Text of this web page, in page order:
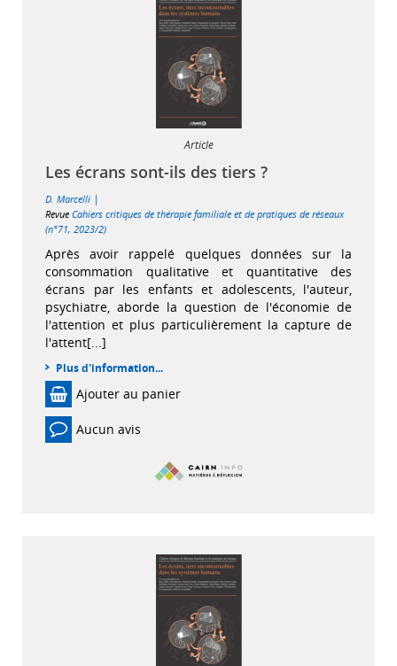
Article
Les écrans sont-ils des tiers ?
D. Marcelli |
Revue Cahiers critiques de thérapie familiale et de pratiques de réseaux
(n°71, 2023/2)
Après avoir rappelé quelques données sur la
consommation qualitative et quantitative des
écrans par les enfants et adolescents, l'auteur,
psychiatre, aborde la question de l'économie de
l'attention et plus particulièrement la capture de
l'attent[...]
Plus d'information...
Ajouter au panier
Aucun avis